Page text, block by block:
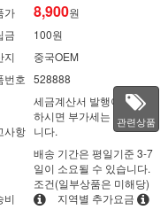
가 8,900원
금
100원
지
중국OEM
번호 528888
사항
세금계산서 발행이 필요
하시면 부가세는 별도입
니다.
비
배송 기간은 평일기준 3-7
일이 소요될 수 있습니다.
조건(일부상품은 미해당)
지역별 추가요금
관련상품